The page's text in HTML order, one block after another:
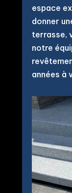
espace
donner
terrasse,
notre
années à